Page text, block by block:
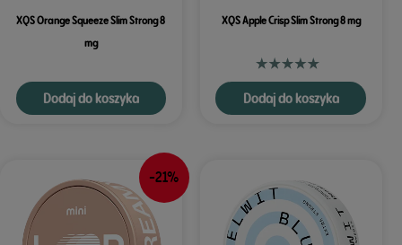
XQS Orange Squeeze Slim Strong 8
mg
Dodaj do koszyka
XQS Apple Crisp Slim Strong 8 mg
Dodaj do koszyka
-21%